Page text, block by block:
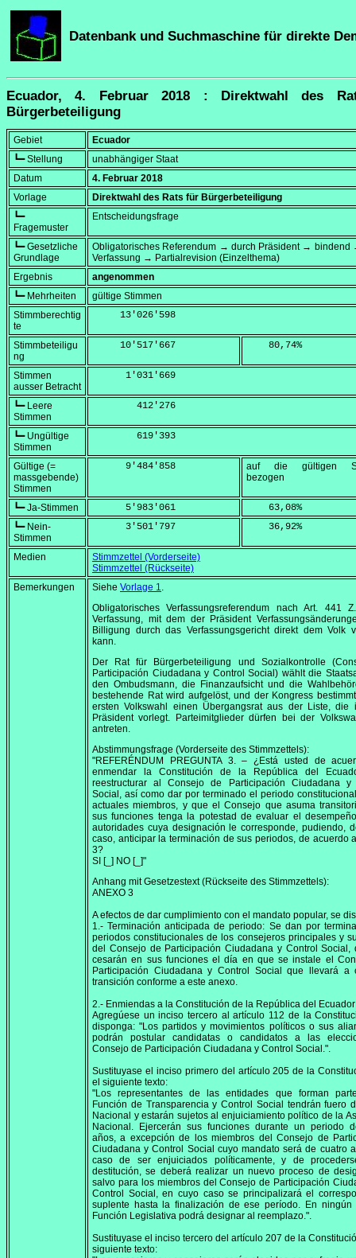
Datenbank und Suchmaschine für direkte
Ecuador, 4. Februar 2018 : Direktwahl des
Bürgerbeteiligung
Gebiet
Ecuador
┗━ Stellung
unabhängiger Staat
Datum
4. Februar 2018
Vorlage
Direktwahl des Rats für Bürgerbeteiligung
┗━
Fragemuster
Entscheidungsfrage
┗━ Gesetzliche
Grundlage
Obligatorisches Referendum → durch Präsident → bindend
Verfassung → Partialrevision (Einzelthema)
Ergebnis
angenommen
┗━ Mehrheiten
gültige Stimmen
Stimmberechtig
te
     13'026'598
Stimmbeteiligu
ng
     10'517'667
    80,74
%
Stimmen
ausser Betracht
      1'031'669
┗━ Leere
Stimmen
        412'276
┗━ Ungültige
Stimmen
        619'393
Gültige (=
massgebende)
Stimmen
      9'484'858
auf die gültigen
bezogen
┗━ Ja-Stimmen
      5'983'061
    63,08
%
┗━ Nein-
Stimmen
      3'501'797
    36,92
%
Medien
Stimmzettel (Vorderseite)
Stimmzettel (Rückseite)
Bemerkungen
Siehe Vorlage 1.
Obligatorisches Verfassungsreferendum nach Art. 441
Verfassung, mit dem der Präsident
Billigung durch das Verfassungsgericht direkt dem Volk
kann.
Der Rat für Bürgerbeteiligung und Sozialkontrolle (
Participación Ciudadana y Control Social) wählt die
den Ombudsmann, die Finanzaufsicht und die
bestehende Rat wird aufgelöst, und der Kongress
ersten Volkswahl einen Übergangsrat aus der Liste, die
Präsident vorlegt. Parteimitglieder dürfen bei der
antreten.
Abstimmungsfrage (Vorderseite des Stimmzettels):
"REFERÉNDUM PREGUNTA 3. – ¿Está usted de
enmendar la Constitución de la República del
reestructurar al Consejo de Participación Ciudadana y
Social, así como dar por terminado el periodo
actuales miembros, y que el Consejo que asuma
sus funciones tenga la potestad de evaluar el
autoridades cuya designación le corresponde, pudiendo,
caso, anticipar la terminación de sus periodos, de acuerdo
3?
SI [_] NO [_]"
Anhang mit Gesetzestext (Rückseite des Stimmzettels):
ANEXO 3
A efectos de dar cumplimiento con el mandato popular, se
1.- Terminación anticipada de periodo: Se dan por
periodos constitucionales de los consejeros principales y
del Consejo de Participación Ciudadana y Control Social,
cesarán en sus funciones el día en que se instale el
Participación Ciudadana y Control Social que llevará a
transición conforme a este anexo.
2.- Enmiendas a la Constitución de la República del Ecuador
Agregúese un inciso tercero al artículo 112 de la
disponga: "Los partidos y movimientos políticos o sus
podrán postular candidatas o candidatos a las
Consejo de Participación Ciudadana y Control Social.".
Sustituyase el inciso primero del artículo 205 de la
el siguiente texto:
"Los representantes de las entidades que forman
Función de Transparencia y Control Social tendrán fuero
Nacional y estarán sujetos al enjuiciamiento político de la
Nacional. Ejercerán sus funciones durante un periodo
años, a excepción de los miembros del Consejo de
Ciudadana y Control Social cuyo mandato será de cuatro
caso de ser enjuiciados políticamente, y de
destitución, se deberá realizar un nuevo proceso de
salvo para los miembros del Consejo de Participación
Control Social, en cuyo caso se principalizará el
suplente hasta la finalización de ese período. En ningún
Función Legislativa podrá designar al reemplazo.".
Sustituyase el inciso tercero del artículo 207 de la
siguiente texto: